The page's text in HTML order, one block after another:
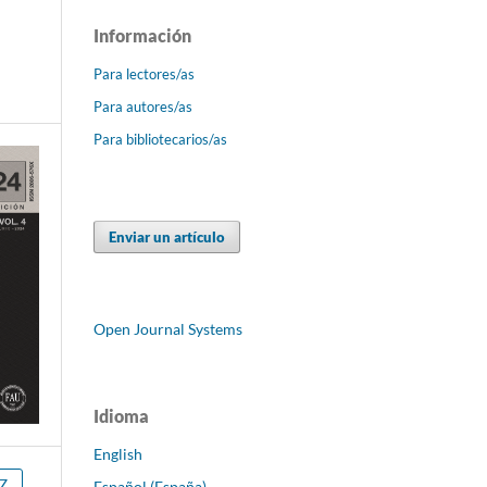
Información
Para lectores/as
Para autores/as
Para bibliotecarios/as
Enviar un artículo
Open Journal Systems
Idioma
English